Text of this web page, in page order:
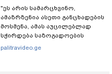
"ეს არის სამარცხვინო,
ამაზრზენია ასეთი განცხადების
მოსმენა, ამას აუცილებლად
სჭირდება საზოგადოების
სათანადო რეაქცია" - ირაკლი
palitravideo.ge